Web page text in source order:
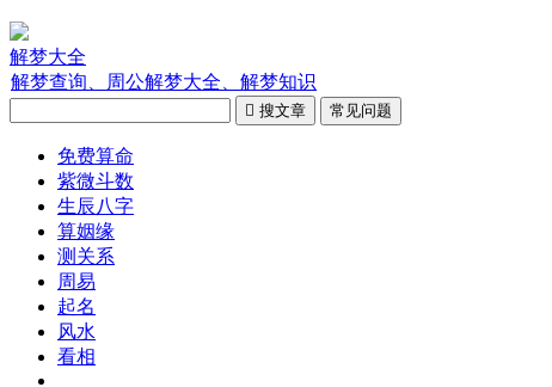
解梦大全
解梦查询、周公解梦大全、解梦知识
 搜文章 常见问题
免费算命
紫微斗数
生辰八字
算姻缘
测关系
周易
起名
风水
看相